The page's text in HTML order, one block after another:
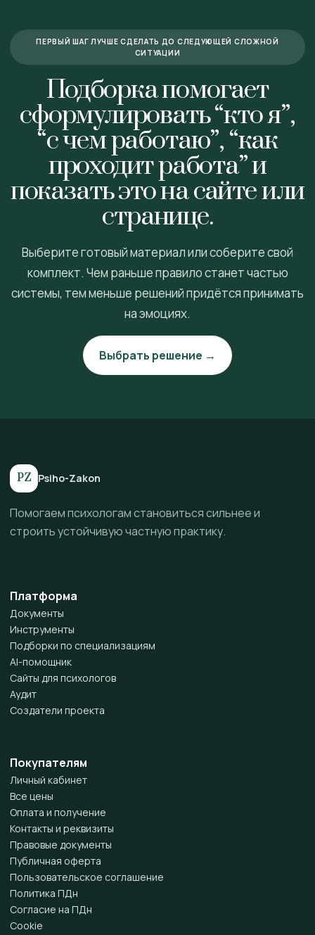
ПЕРВЫЙ ШАГ ЛУЧШЕ СДЕЛАТЬ ДО СЛЕДУЮЩЕЙ СЛОЖНОЙ
СИТУАЦИИ
Подборка помогает
сформулировать “кто я”,
“с чем работаю”, “как
проходит работа” и
показать это на сайте или
странице.
Выберите готовый материал или соберите свой
комплект. Чем раньше правило станет частью
системы, тем меньше решений придётся принимать
на эмоциях.
Выбрать решение →
PZ Psiho-Zakon
Помогаем психологам становиться сильнее и
строить устойчивую частную практику.
Платформа
Документы
Инструменты
Подборки по специализациям
AI-помощник
Сайты для психологов
Аудит
Создатели проекта
Покупателям
Личный кабинет
Все цены
Оплата и получение
Контакты и реквизиты
Правовые документы
Публичная оферта
Пользовательское соглашение
Политика ПДн
Согласие на ПДн
Cookie